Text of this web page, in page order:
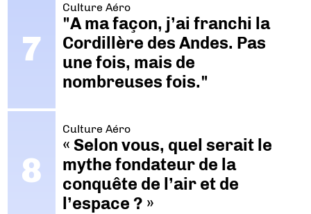
Culture Aéro
"A ma façon, j’ai franchi la
Cordillère des Andes. Pas
une fois, mais de
nombreuses fois."
Culture Aéro
« Selon vous, quel serait le
mythe fondateur de la
conquête de l’air et de
l’espace ? »